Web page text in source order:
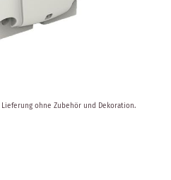
Lieferung ohne Zubehör und Dekoration.